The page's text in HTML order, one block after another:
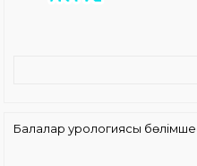
Балалар урологиясы